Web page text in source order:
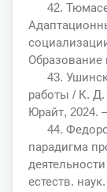
42.
Образование
43.
работы / К.
Юрайт, 2024.
44.
парадигма
естеств.